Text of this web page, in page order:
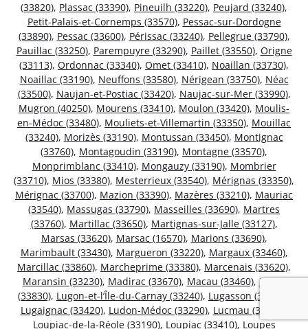
(33820), Plassac (33390), Pineuilh (33220), Peujard (33240),
Petit-Palais-et-Cornemps (33570), Pessac-sur-Dordogne
(33890), Pessac (33600), Périssac (33240), Pellegrue (33790),
Pauillac (33250), Parempuyre (33290), Paillet (33550), Origne
(33113), Ordonnac (33340), Omet (33410), Noaillan (33730),
Noaillac (33190), Neuffons (33580), Nérigean (33750), Néac
(33500), Naujan-et-Postiac (33420), Naujac-sur-Mer (33990),
Mugron (40250), Mourens (33410), Moulon (33420), Moulis-
en-Médoc (33480), Mouliets-et-Villemartin (33350), Mouillac
(33240), Morizès (33190), Montussan (33450), Montignac
(33760), Montagoudin (33190), Montagne (33570),
Monprimblanc (33410), Mongauzy (33190), Mombrier
(33710), Mios (33380), Mesterrieux (33540), Mérignas (33350),
Mérignac (33700), Mazion (33390), Mazères (33210), Mauriac
(33540), Massugas (33790), Masseilles (33690), Martres
(33760), Martillac (33650), Martignas-sur-Jalle (33127),
Marsas (33620), Marsac (16570), Marions (33690),
Marimbault (33430), Margueron (33220), Margaux (33460),
Marcillac (33860), Marcheprime (33380), Marcenais (33620),
Maransin (33230), Madirac (33670), Macau (33460),Lugos
(33830), Lugon-et-l’Île-du-Carnay (33240), Lugasson (33760)
Lugaignac (33420), Ludon-Médoc (33290), Lucmau (33840)
Loupiac-de-la-Réole (33190), Loupiac (33410), Loupes